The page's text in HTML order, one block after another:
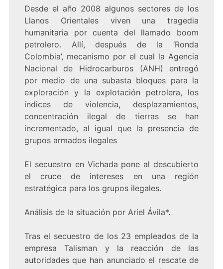
Desde el año 2008 algunos sectores de los
Llanos Orientales viven una tragedia
humanitaria por cuenta del llamado boom
petrolero. Allí, después de la ‘Ronda
Colombia’, mecanismo por el cual la Agencia
Nacional de Hidrocarburos (ANH) entregó
por medio de una subasta bloques para la
exploración y la explotación petrolera, los
índices de violencia, desplazamientos,
concentración ilegal de tierras se han
incrementado, al igual que la presencia de
grupos armados ilegales
El secuestro en Vichada pone al descubierto
el cruce de intereses en una región
estratégica para los grupos ilegales.
Análisis de la situación por Ariel Ávila*.
Tras el secuestro de los 23 empleados de la
empresa Talisman y la reacción de las
autoridades que han anunciado el rescate de